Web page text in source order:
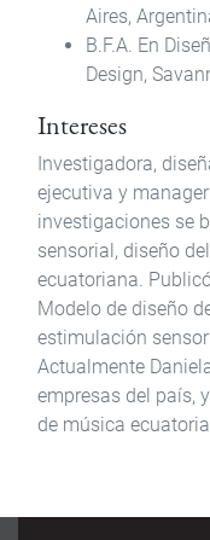
Aires,
B.F.A. En
Design,
Intereses
Investigadora,
ejecutiva y
investigaciones se
sensorial, diseño
ecuatoriana.
Modelo de diseño
estimulación
Actualmente
empresas del país,
de música